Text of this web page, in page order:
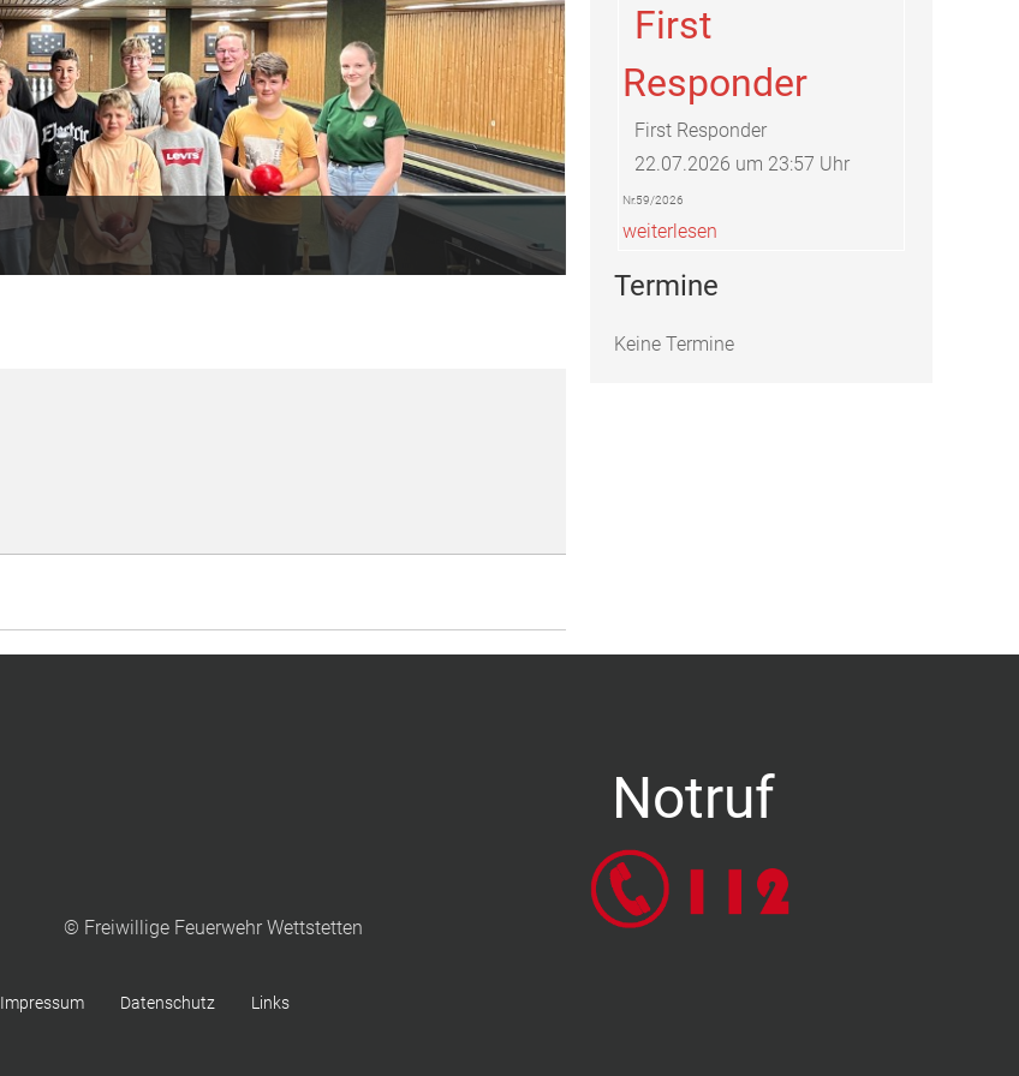
First
Responder
First Responder
22.07.2026 um 23:57 Uhr
Nr.59/2026
weiterlesen
Termine
Keine Termine
© Freiwillige Feuerwehr Wettstetten
Impressum Datenschutz Links
Notruf